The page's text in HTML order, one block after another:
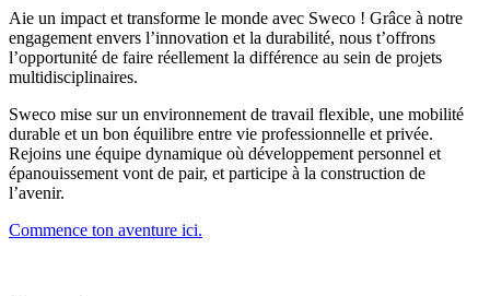
Aie un impact et transforme le monde avec Sweco ! Grâce à notre
engagement envers l’innovation et la durabilité, nous t’offrons
l’opportunité de faire réellement la différence au sein de projets
multidisciplinaires.
Sweco mise sur un environnement de travail flexible, une mobilité
durable et un bon équilibre entre vie professionnelle et privée.
Rejoins une équipe dynamique où développement personnel et
épanouissement vont de pair, et participe à la construction de
l’avenir.
Commence ton aventure ici.